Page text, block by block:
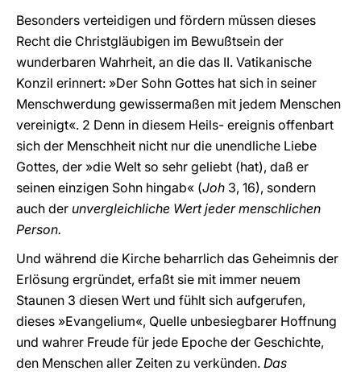
Besonders verteidigen und fördern müssen dieses
Recht die Christgläubigen im Bewußtsein der
wunderbaren Wahrheit, an die das II. Vatikanische
Konzil erinnert: »Der Sohn Gottes hat sich in seiner
Menschwerdung gewissermaßen mit jedem Menschen
vereinigt«. 2 Denn in diesem Heils- ereignis offenbart
sich der Menschheit nicht nur die unendliche Liebe
Gottes, der »die Welt so sehr geliebt (hat), daß er
seinen einzigen Sohn hingab« (Joh 3, 16), sondern
auch der unvergleichliche Wert jeder menschlichen
Person.
Und während die Kirche beharrlich das Geheimnis der
Erlösung ergründet, erfaßt sie mit immer neuem
Staunen 3 diesen Wert und fühlt sich aufgerufen,
dieses »Evangelium«, Quelle unbesiegbarer Hoffnung
und wahrer Freude für jede Epoche der Geschichte,
den Menschen aller Zeiten zu verkünden. Das